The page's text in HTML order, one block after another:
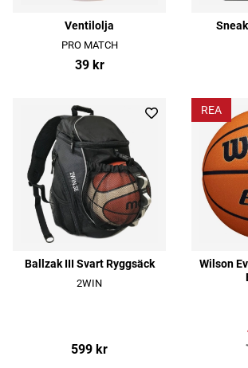
Ventilolja
PRO MATCH
39 kr
Ballzak III Svart Ryggsäck
2WIN
599 kr
REA
Wilson